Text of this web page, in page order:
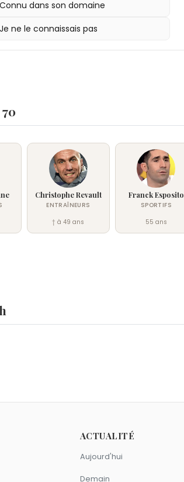
Connu dans son domaine
Je ne le connaissais pas
Christophe Revault
ENTRAÎNEURS
† à 49 ans
Franck Esposito
SPORTIFS
55 ans
ACTUALITÉ
Aujourd'hui
Demain